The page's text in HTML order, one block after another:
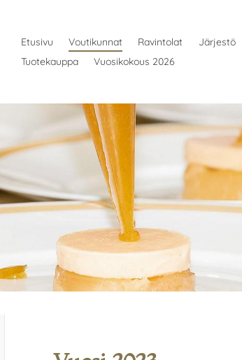
Etusivu Voutikunnat Ravintolat Järjestö
Tuotekauppa
Vuosikokous 2026